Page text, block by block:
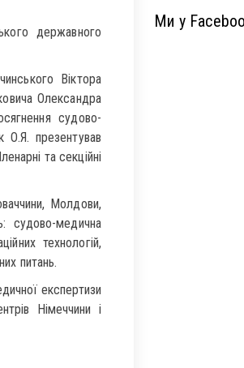
державного
Віктора
Олександра
судово-
О.Я. презентував
та секційні
Молдови,
судово-медична
технологій,
питань.
експертизи
Німеччини і
Ми у